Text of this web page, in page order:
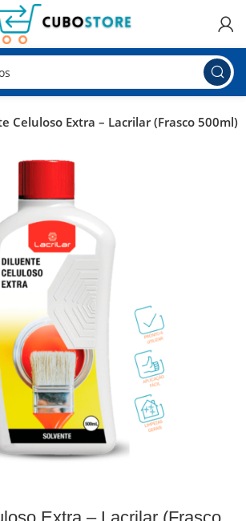
Celuloso Extra – Lacrilar (Frasco 500ml)
ampliar